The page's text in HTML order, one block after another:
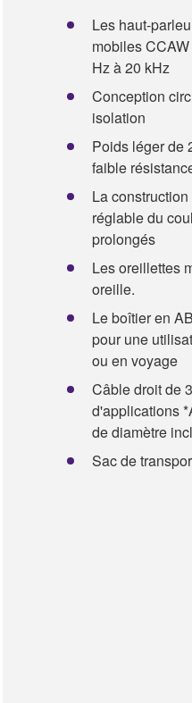
Les haut-
mobiles
Hz à 20 kHz
Conception
isolation
Poids léger de
faible
La
réglable du
prolongés
Les oreillettes
oreille.
Le boîtier en
pour une
ou en voyage
Câble droit de
d'applications
de diamètre
Sac de